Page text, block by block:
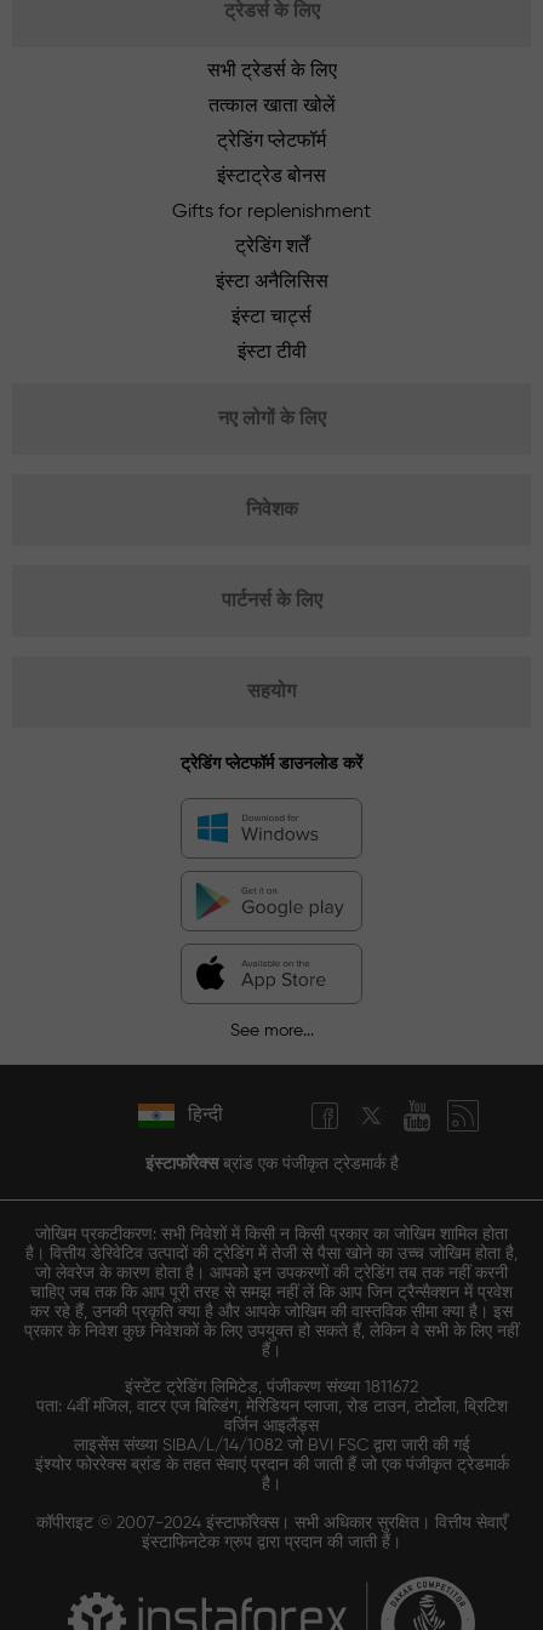
ट्रेडर्स के लिए
सभी ट्रेडर्स के लिए
तत्काल खाता खोलें
ट्रेडिंग प्लेटफॉर्म
इंस्टाट्रेड बोनस
Gifts for replenishment
ट्रेडिंग शर्तें
इंस्टा अनैलिसिस
इंस्टा चार्ट्स
इंस्टा टीवी
नए लोगों के लिए
निवेशक
पार्टनर्स के लिए
सहयोग
ट्रेडिंग प्लेटफॉर्म डाउनलोड करें
See more...
हिन्दी
इंस्टाफॉरेक्सब्रांड एक पंजीकृत ट्रेडमार्क है
जोखिम प्रकटीकरण: सभी निवेशों में किसी न किसी प्रकार का जोखिम शामिल होता
है। वित्तीय डेरिवेटिव उत्पादों की ट्रेडिंग में तेजी से पैसा खोने का उच्च जोखिम होता है,
जो लेवरेज के कारण होता है। आपको इन उपकरणों की ट्रेडिंग तब तक नहीं करनी
चाहिए जब तक कि आप पूरी तरह से समझ नहीं लें कि आप जिन ट्रैन्सैक्शन में प्रवेश
कर रहे हैं, उनकी प्रकृति क्या है और आपके जोखिम की वास्तविक सीमा क्या है। इस
प्रकार के निवेश कुछ निवेशकों के लिए उपयुक्त हो सकते हैं, लेकिन वे सभी के लिए नहीं
हैं।
इंस्टेंट ट्रेडिंग लिमिटेड, पंजीकरण संख्या 1811672
पता: 4वीं मंजिल, वाटर एज बिल्डिंग, मेरिडियन प्लाजा, रोड टाउन, टोर्टोला, ब्रिटिश
वर्जिन आइलैंड्स
लाइसेंस संख्या SIBA/L/14/1082 जो BVI FSC द्वारा जारी की गई
इंश्योर फोररेक्स ब्रांड के तहत सेवाएं प्रदान की जाती हैं जो एक पंजीकृत ट्रेडमार्क
है।
कॉपीराइट © 2007-2024 इंस्टाफॉरेक्स। सभी अधिकार सुरक्षित। वित्तीय सेवाएँ
इंस्टाफिनटेक ग्रुप द्वारा प्रदान की जाती हैं।